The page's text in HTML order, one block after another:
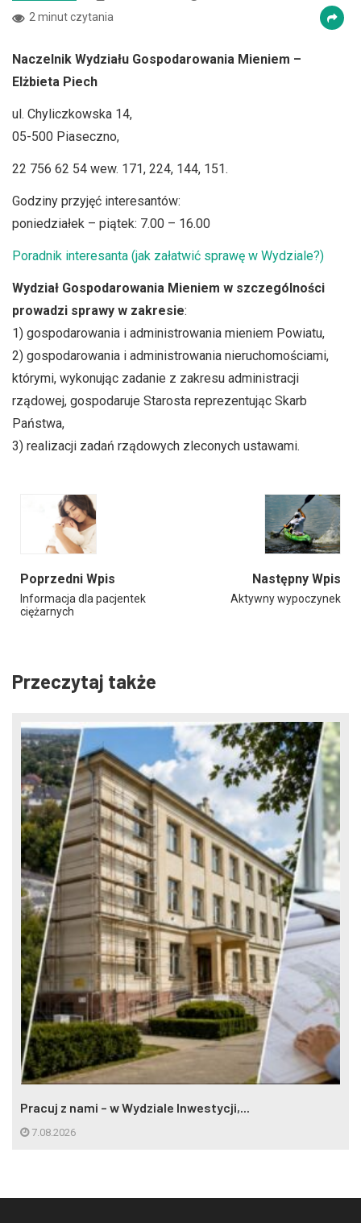
2 minut czytania
Naczelnik Wydziału Gospodarowania Mieniem –
Elżbieta Piech
ul. Chyliczkowska 14,
05-500 Piaseczno,
22 756 62 54 wew. 171, 224, 144, 151.
Godziny przyjęć interesantów:
poniedziałek – piątek: 7.00 – 16.00
Poradnik interesanta (jak załatwić sprawę w Wydziale?)
Wydział Gospodarowania Mieniem w szczególności
prowadzi sprawy w zakresie:
1) gospodarowania i administrowania mieniem Powiatu,
2) gospodarowania i administrowania nieruchomościami,
którymi, wykonując zadanie z zakresu administracji
rządowej, gospodaruje Starosta reprezentując Skarb
Państwa,
3) realizacji zadań rządowych zleconych ustawami.
Poprzedni Wpis
Informacja dla pacjentek
ciężarnych
Następny Wpis
Aktywny wypoczynek
Przeczytaj także
Pracuj z nami – w Wydziale Inwestycji,...
7.08.2026